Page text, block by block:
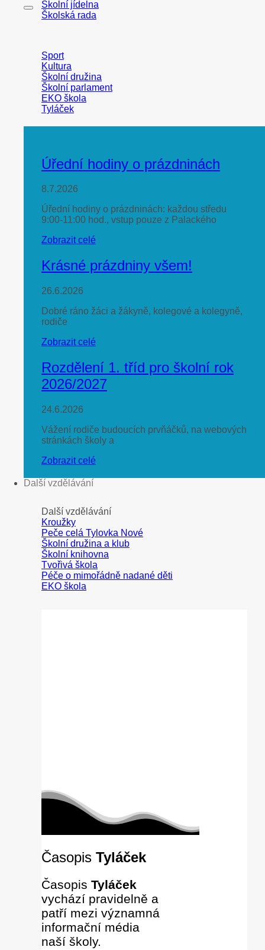
Školní jídelna
Školská rada
Sport
Kultura
Školní družina
Školní parlament
EKO škola
Tyláček
Úřední hodiny o prázdninách
8.7.2026
Úřední hodiny o prázdninách: každou středu
9:00-11:00 hod., vstup pouze z Palackého
Zobrazit celé
Krásné prázdniny všem!
26.6.2026
Dobré ráno žáci a žákyně, kolegové a kolegyně,
rodiče
Zobrazit celé
Rozdělení 1. tříd pro školní rok
2026/2027
24.6.2026
Vážení rodiče budoucích prvňáčků, na webových
stránkách školy a
Zobrazit celé
Další vzdělávání
Další vzdělávání
Kroužky
Peče celá Tylovka
Školní družina a klub
Školní knihovna
Tvořivá škola
Péče o mimořádně nadané děti
EKO škola
Časopis Tyláček
Časopis Tyláček
vychází pravidelně a
patří mezi významná
informační média
naší školy.